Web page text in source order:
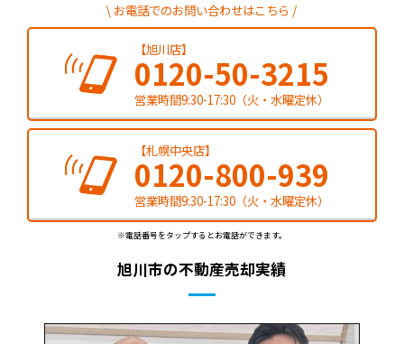
お電話でのお問い合わせはこちら
【旭川店】
0120-50-3215
営業時間9:30-17:30（火・水曜定休）
【札幌中央店】
0120-800-939
営業時間9:30-17:30（火・水曜定休）
※電話番号をタップするとお電話ができます。
旭川市の不動産売却実績